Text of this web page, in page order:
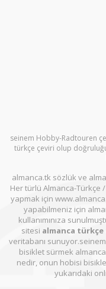
seinem Hobby-Radtouren
türkçe çeviri olup
almanca.tk sözlük ve
Her türlü Almanca-Türkçe
yapmak için
yapabilmeniz için
kullanımınıza
sitesi almanca
veritabanı
bisiklet sürmek
nedir, onun hobisi
yukarıdaki